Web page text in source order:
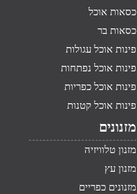
כסאות אוכל
כסאות בר
פינות אוכל עגולות
פינות אוכל נפתחות
פינות אוכל כפריות
פינות אוכל קטנות
מזנונים
מזנון טלוויזיה
מזנון עץ
מזנונים כפריים